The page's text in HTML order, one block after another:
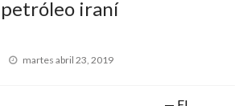
iraní
Publicado
martes abril 23, 2019